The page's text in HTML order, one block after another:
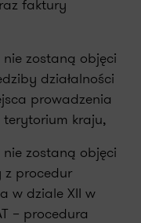
faktury
zostaną objęci
działalności
prowadzenia
kraju,
zostaną objęci
procedur
w dziale XII w
– procedura